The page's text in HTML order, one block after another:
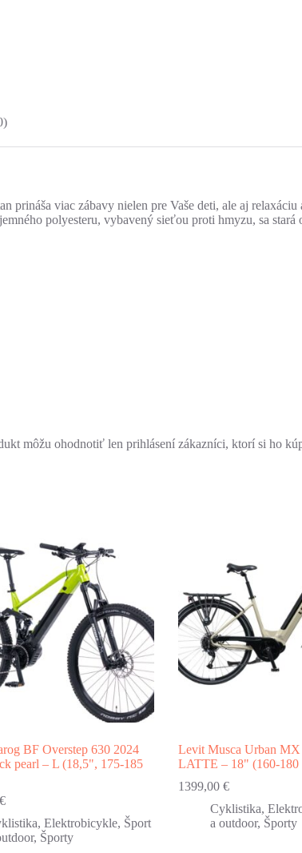
viac zábavy nielen pre Vaše deti, ale aj relaxáciu
polyesteru, vybavený sieťou proti hmyzu, sa stará
môžu ohodnotiť len prihlásení zákazníci, ktorí si ho
BF Overstep 630 2024
pearl – L (18,5", 175-185
€
, Elektrobicykle, Šport
, Športy
Levit Musca Urban
LATTE – 18" (160-180
1399,00 €
Cyklistika,
a outdoor, Športy